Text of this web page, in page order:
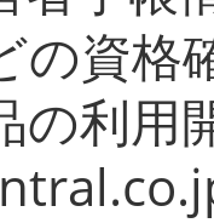
の資格
の利用